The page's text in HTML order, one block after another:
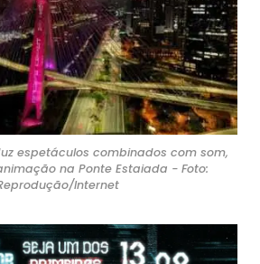
espetáculos combinados com som,
na Ponte Estaiada - Foto:
Internet